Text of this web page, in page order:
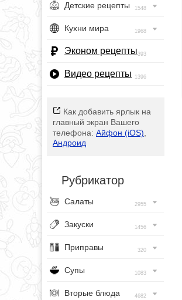
Детские рецепты 1548
Кухни мира 1968
Эконом рецепты393
Видео рецепты 1396
Как добавить ярлык на
главный экран Вашего
телефона: Айфон (iOS)
Андроид
Рубрикатор
Салаты 2955
Закуски 1456
Приправы 320
Супы 1083
Вторые блюда 4682